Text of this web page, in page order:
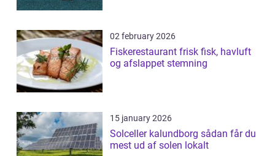
02 february 2026
Fiskerestaurant frisk fisk, havluft
og afslappet stemning
15 january 2026
Solceller kalundborg sådan får du
mest ud af solen lokalt